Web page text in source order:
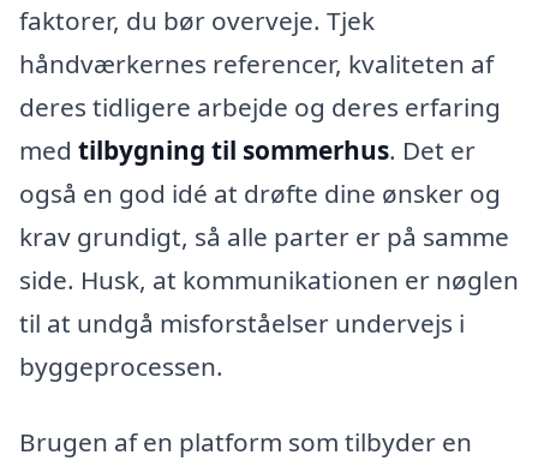
faktorer, du bør overveje. Tjek
håndværkernes referencer, kvaliteten af
deres tidligere arbejde og deres erfaring
med tilbygning til sommerhus. Det er
også en god idé at drøfte dine ønsker og
krav grundigt, så alle parter er på samme
side. Husk, at kommunikationen er nøglen
til at undgå misforståelser undervejs i
byggeprocessen.
Brugen af en platform som tilbyder en